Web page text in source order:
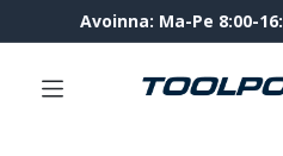
Avoinna: Ma-Pe 8:00-